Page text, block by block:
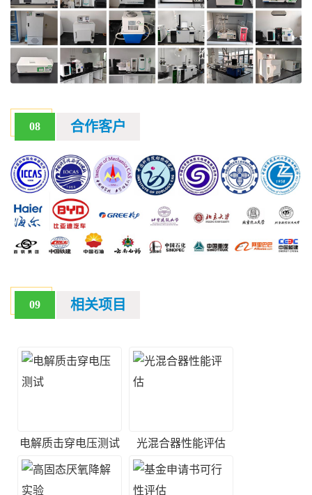
08 合作客户
09 相关项目
电解质击穿电压测试 光混合器性能评估